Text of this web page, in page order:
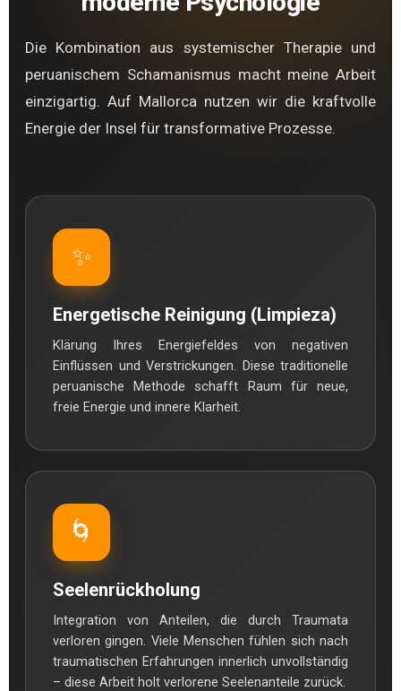
Die Kombination aus systemischer Therapie und
peruanischem Schamanismus macht meine Arbeit
einzigartig. Auf Mallorca nutzen wir die kraftvolle
Energie der Insel für transformative Prozesse.
✨
Energetische Reinigung (Limpieza)
Klärung Ihres Energiefeldes von negativen
Einflüssen und Verstrickungen. Diese traditionelle
peruanische Methode schafft Raum für neue,
freie Energie und innere Klarheit.
🌀
Seelenrückholung
Integration von Anteilen, die durch Traumata
verloren gingen. Viele Menschen fühlen sich nach
traumatischen Erfahrungen innerlich unvollständig
– diese Arbeit holt verlorene Seelenanteile zurück.